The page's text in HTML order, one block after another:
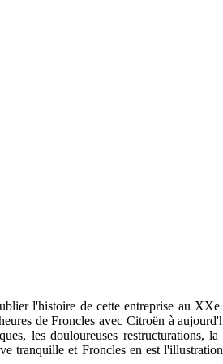
l'histoire de cette entreprise au
de Froncles avec Citroën à
les douloureuses restructurations,
et Froncles en est